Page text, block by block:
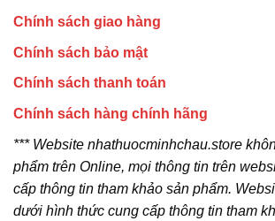
Chính sách giao hàng
Chính sách bảo mật
Chính sách thanh toán
Chính sách hàng chính hãng
*** Website nhathuocminhchau.store
phẩm trên Online, mọi thông tin trên
cấp thông tin tham khảo sản phẩm.
dưới hình thức cung cấp thông tin tham